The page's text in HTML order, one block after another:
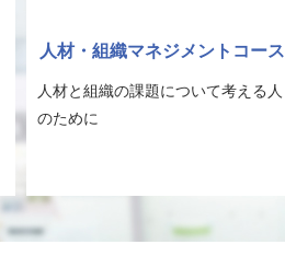
人材・組織マネジメントコース
人材と組織の課題について考える人
のために